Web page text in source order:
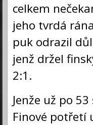
celkem
jeho tvrdá
puk odrazil
jenž držel
2:1.
Jenže už po
Finové potřetí